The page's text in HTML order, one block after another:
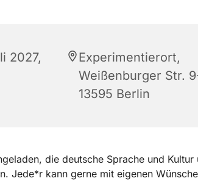
2027,
Experimentierort,
Weißenburger Str.
13595 Berlin
die deutsche Sprache und Kultur
Jede*r kann gerne mit eigenen